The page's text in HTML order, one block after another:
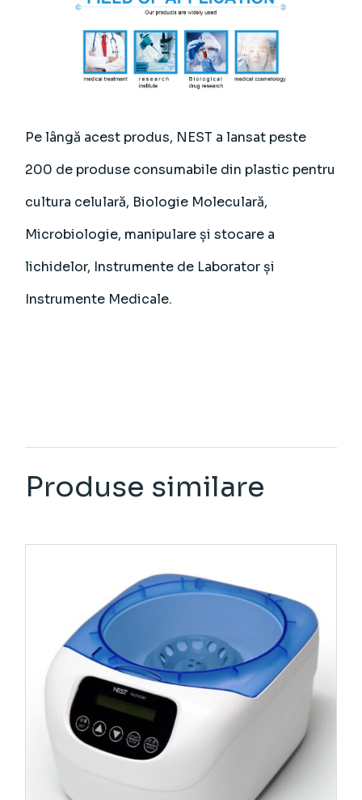
Pe lângă acest produs, NEST a lansat peste
200 de produse consumabile din plastic pentru
cultura celulară, Biologie Moleculară,
Microbiologie, manipulare și stocare a
lichidelor, Instrumente de Laboratorși
Instrumente Medicale.
Produse similare